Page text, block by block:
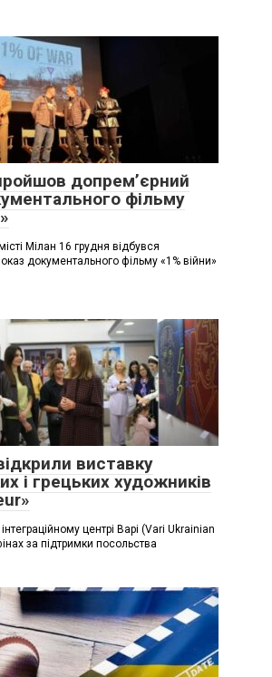
допремʼєрний
фільму
Мілан 16 грудня відбувся
документального фільму «1% війни»
виставку
і грецьких художників
центрі Варі (Vari Ukrainian
за підтримки посольства